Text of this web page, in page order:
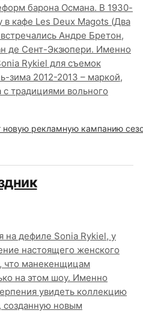
барона Османа. В 1930-
в кафе Les Deux Magots (Два
Андре Бретон,
де Сент-Экзюпери. Именно
Rykiel для съемок
зима 2012-2013 – маркой,
с традициями вольного
на дефиле Sonia Rykiel, у
настоящего женского
что манекенщицам
на этом шоу. Именно
увидеть коллекцию
новым